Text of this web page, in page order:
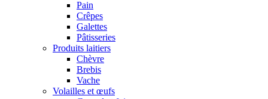
Pain
Crêpes
Galettes
Pâtisseries
Produits laitiers
Chèvre
Brebis
Vache
Volailles et œufs